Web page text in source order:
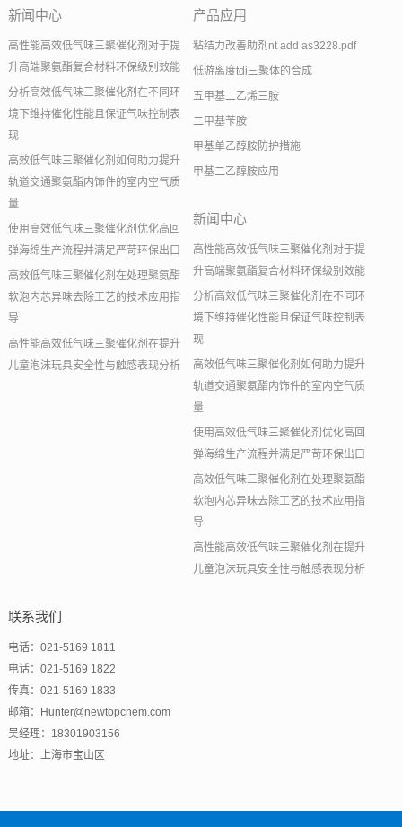
新闻中心
高性能高效低气味三聚催化剂对于提
升高端聚氨酯复合材料环保级别效能
分析高效低气味三聚催化剂在不同环
境下维持催化性能且保证气味控制表
现
高效低气味三聚催化剂如何助力提升
轨道交通聚氨酯内饰件的室内空气质
量
使用高效低气味三聚催化剂优化高回
弹海绵生产流程并满足严苛环保出口
高效低气味三聚催化剂在处理聚氨酯
软泡内芯异味去除工艺的技术应用指
导
高性能高效低气味三聚催化剂在提升
儿童泡沫玩具安全性与触感表现分析
产品应用
粘结力改善助剂nt add as3228.pdf
低游离度tdi三聚体的合成
五甲基二乙烯三胺
二甲基苄胺
甲基单乙醇胺防护措施
甲基二乙醇胺应用
新闻中心
高性能高效低气味三聚催化剂对于提
升高端聚氨酯复合材料环保级别效能
分析高效低气味三聚催化剂在不同环
境下维持催化性能且保证气味控制表
现
高效低气味三聚催化剂如何助力提升
轨道交通聚氨酯内饰件的室内空气质
量
使用高效低气味三聚催化剂优化高回
弹海绵生产流程并满足严苛环保出口
高效低气味三聚催化剂在处理聚氨酯
软泡内芯异味去除工艺的技术应用指
导
高性能高效低气味三聚催化剂在提升
儿童泡沫玩具安全性与触感表现分析
联系我们
电话：021-5169 1811
电话：021-5169 1822
传真：021-5169 1833
邮箱：Hunter@newtopchem.com
吴经理：18301903156
地址：上海市宝山区